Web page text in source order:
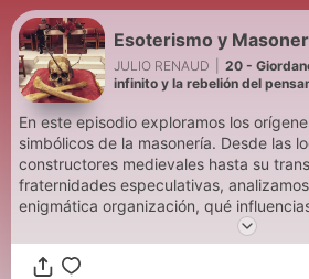
Esoterismo y
JULIO RENAUD
20 - Giordano Bruno: El fuego del
infinito y la rebelión del
En este episodio exploramos los
simbólicos de la masonería. Desde las
constructores medievales hasta su
fraternidades especulativas,
enigmática organización, qué
la moldearon, y cuál fue su papel en
historia europea. También abordamos
conexión con el esoterismo y el